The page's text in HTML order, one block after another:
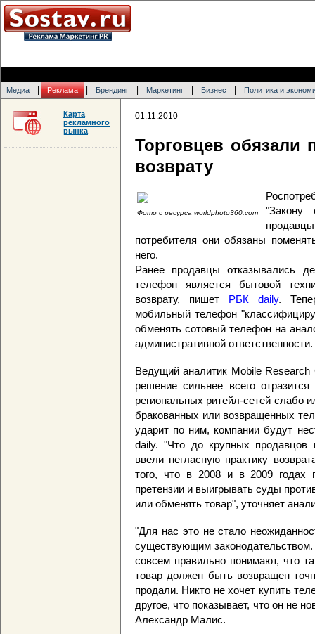
Медиа Реклама Брендинг Маркетинг Бизнес Политика и
01.11.2010
Торговцев обязали
возврату
Фото с ресурса worldphoto360.com
"Закону
потребителя они обязаны
него.
Ранее продавцы отказывались
телефон является бытовой
возврату, пишет РБК daily.
мобильный телефон
обменять сотовый телефон на
административной ответственности.
Ведущий аналитик Mobile Research
решение сильнее всего
региональных ритейл-сетей слабо
бракованных или возвращенных
ударит по ним, компании будут
daily. "Что до крупных
ввели негласную практику
того, что в 2008 и в 2009 годах
претензии и выигрывать суды
или обменять товар", уточняет
"Для нас это не стало
существующим
совсем правильно понимают, что
товар должен быть возвращен
продали. Никто не хочет купить
другое, что показывает, что он не
Александр Малис.
Карта
рекламного
рынка